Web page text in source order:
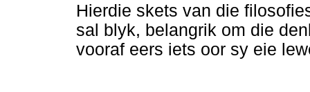
Hierdie skets van die
sal blyk, belangrik om die
vooraf eers iets oor sy eie